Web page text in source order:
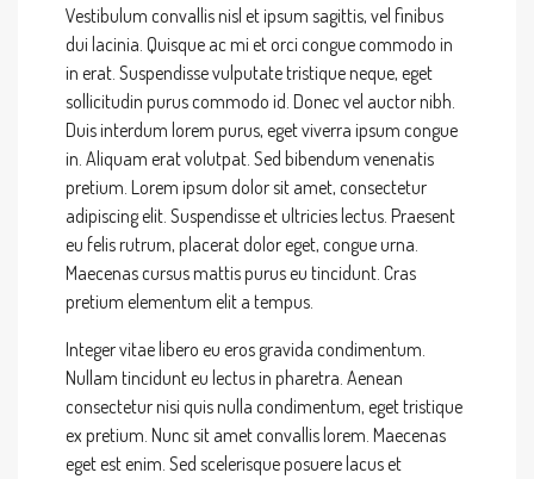
Vestibulum convallis nisl et ipsum sagittis, vel finibus
dui lacinia. Quisque ac mi et orci congue commodo in
in erat. Suspendisse vulputate tristique neque, eget
sollicitudin purus commodo id. Donec vel auctor nibh.
Duis interdum lorem purus, eget viverra ipsum congue
in. Aliquam erat volutpat. Sed bibendum venenatis
pretium. Lorem ipsum dolor sit amet, consectetur
adipiscing elit. Suspendisse et ultricies lectus. Praesent
eu felis rutrum, placerat dolor eget, congue urna.
Maecenas cursus mattis purus eu tincidunt. Cras
pretium elementum elit a tempus.
Integer vitae libero eu eros gravida condimentum.
Nullam tincidunt eu lectus in pharetra. Aenean
consectetur nisi quis nulla condimentum, eget tristique
ex pretium. Nunc sit amet convallis lorem. Maecenas
eget est enim. Sed scelerisque posuere lacus et